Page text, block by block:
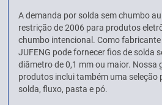
A demanda por solda sem chumbo
restrição de 2006 para produtos
chumbo intencional. Como fabricante
JUFENG pode fornecer fios de solda
diâmetro de 0,1 mm ou maior. Nossa
produtos inclui também uma seleção
solda, fluxo, pasta e pó.